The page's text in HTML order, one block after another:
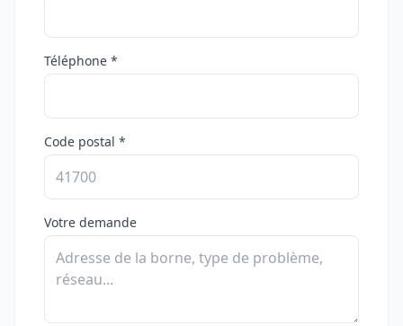
Téléphone *
Code postal *
Votre demande